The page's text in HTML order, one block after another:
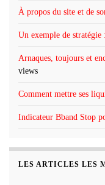
À propos du site et de
Un exemple de stratégie
Arnaques, toujours et
views
Comment mettre ses
Indicateur Bband Stop
LES ARTICLES LES